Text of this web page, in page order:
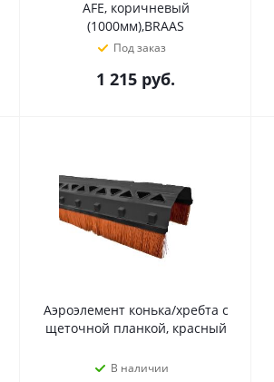
AFE, коричневый
(1000мм),BRAAS
Под заказ
1 215 руб.
Аэроэлемент конька/хребта с
щеточной планкой, красный
В наличии